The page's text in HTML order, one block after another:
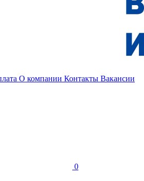
О компании Контакты Вакансии
0